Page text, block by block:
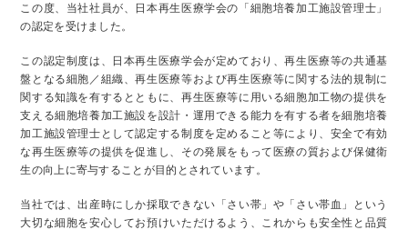
学会・セミナー情報
採用情報
この度、当社社員が、日本再生医療学会の「細胞培養加工施設管理士」
の認定を受けました。
この認定制度は、日本再生医療学会が定めており、再生医療等の共通基
盤となる細胞／組織、再生医療等および再生医療等に関する法的規制に
関する知識を有するとともに、再生医療等に用いる細胞加工物の提供を
支える細胞培養加工施設を設計・運用できる能力を有する者を細胞培養
加工施設管理士として認定する制度を定めること等により、安全で有効
な再生医療等の提供を促進し、その発展をもって医療の質および保健衛
生の向上に寄与することが目的とされています。
当社では、出産時にしか採取できない「さい帯」や「さい帯血」という
大切な細胞を安心してお預けいただけるよう、これからも安全性と品質